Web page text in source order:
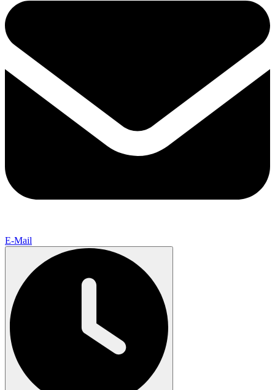
E-Mail